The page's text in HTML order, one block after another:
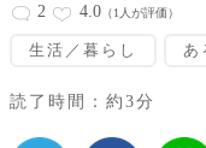
2 4.0 （1人が評価）
生活／暮らし あ
読了時間：約3分